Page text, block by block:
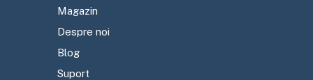
Magazin
Despre noi
Blog
Suport